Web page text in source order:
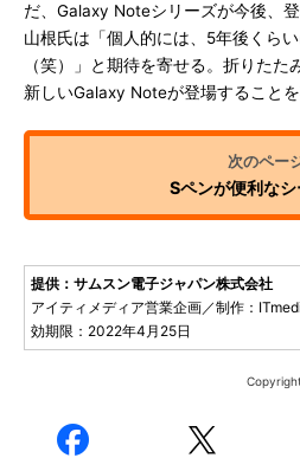
だ、Galaxy Noteシリーズが今後、
山根氏は「個人的には、5年後くら
（笑）」と期待を寄せる。折りたた
新しいGalaxy Noteが登場することを
Sペンが便利なシ
提供：サムスン電子ジャパン株式会社
アイティメディア営業企画／制作：
効期限：2022年4月25日